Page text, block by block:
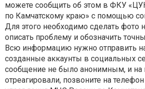
можете сообщить об этом в ФКУ
по Камчатскому краю» с помощью
Для этого необходимо сделать фото
описать проблему и обозначить
Всю информацию нужно отправить
созданные аккаунты в социальных
сообщение не было анонимным, и на
отреагировали, позвоните на